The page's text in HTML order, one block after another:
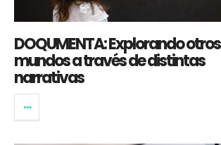
DOQUMENTA: Explorando otros
mundos a través de distintas
narrativas